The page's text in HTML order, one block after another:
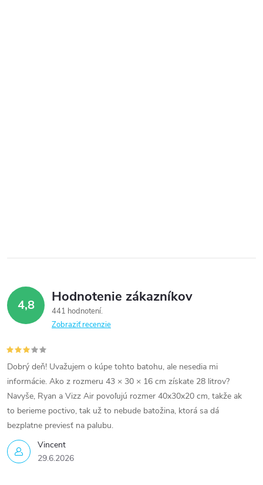
4,8 Hodnotenie zákazníkov
441 hodnotení
Zobraziť recenzie
Vincent
29.6.2026
Dobrý deň! Uvažujem o kúpe tohto batohu, ale nesedia mi
informácie. Ako z rozmeru 43 × 30 × 16 cm získate 28 litrov?
Navyše, Ryan a Vizz Air povoľujú rozmer 40x30x20 cm, takže ak
to berieme poctivo, tak už to nebude batožina, ktorá sa dá
bezplatne previesť na palubu.